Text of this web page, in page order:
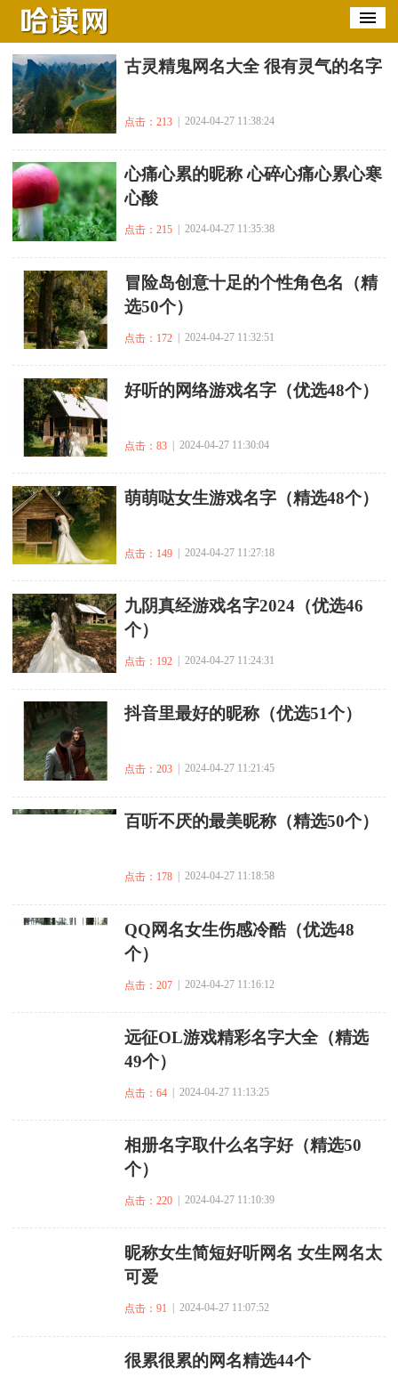
​古灵精鬼网名大全 很有灵气的名字
点击：213 | 2024-04-27 11:38:24
​心痛心累的昵称 心碎心痛心累心寒
心酸
点击：215 | 2024-04-27 11:35:38
​冒险岛创意十足的个性角色名（精
选50个）
点击：172 | 2024-04-27 11:32:51
​好听的网络游戏名字（优选48个）
点击：83 | 2024-04-27 11:30:04
​萌萌哒女生游戏名字（精选48个）
点击：149 | 2024-04-27 11:27:18
​九阴真经游戏名字2024（优选46
个）
点击：192 | 2024-04-27 11:24:31
​抖音里最好的昵称（优选51个）
点击：203 | 2024-04-27 11:21:45
​百听不厌的最美昵称（精选50个）
点击：178 | 2024-04-27 11:18:58
​QQ网名女生伤感冷酷（优选48
个）
点击：207 | 2024-04-27 11:16:12
​远征OL游戏精彩名字大全（精选
49个）
点击：64 | 2024-04-27 11:13:25
​相册名字取什么名字好（精选50
个）
点击：220 | 2024-04-27 11:10:39
​昵称女生简短好听网名 女生网名太
可爱
点击：91 | 2024-04-27 11:07:52
​很累很累的网名精选44个